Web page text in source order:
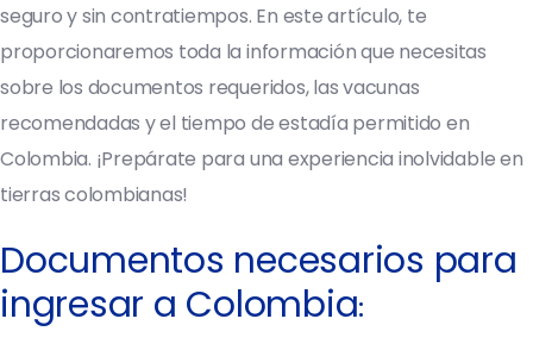
seguro y sin contratiempos. En este artículo, te
proporcionaremos toda la información que necesitas
sobre los documentos requeridos, las vacunas
recomendadas y el tiempo de estadía permitido en
Colombia. ¡Prepárate para una experiencia inolvidable en
tierras colombianas!
Documentos necesarios para
ingresar a Colombia: